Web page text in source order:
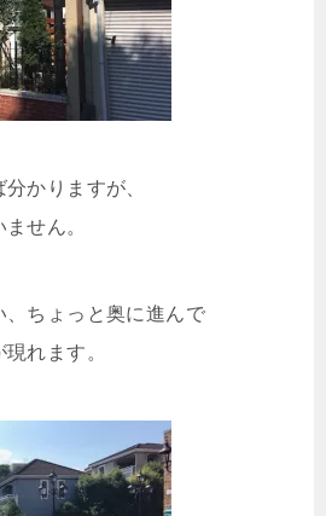
かりますが、
せん。
ちょっと奥に進んで
れます。